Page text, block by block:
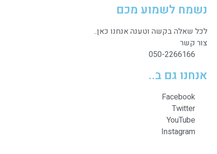
נשמח לשמוע מכם
לכל שאלה בקשה וטענה אנחנו כאן..
צור קשר
050-2266166
אנחנו גם ב..
Facebook
Twitter
YouTube
Instagram